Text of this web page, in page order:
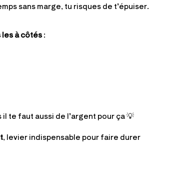
sans marge, tu risques de t’épuiser.
les à côtés:
te faut aussi de l’argent pour ça 💡
, levier indispensable pour faire durer